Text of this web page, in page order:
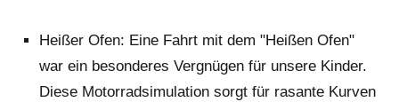
Heißer Ofen: Eine Fahrt mit dem "Heißen Ofen"
war ein besonderes Vergnügen für unsere Kinder.
Diese Motorradsimulation sorgt für rasante Kurven